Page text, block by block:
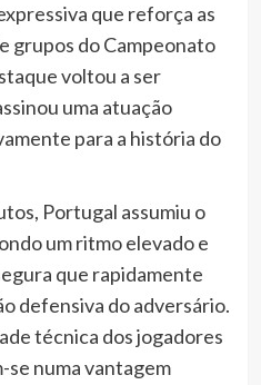
que reforça as
grupos do Campeonato
voltou a ser
uma atuação
para a história do
Portugal assumiu o
um ritmo elevado e
que rapidamente
defensiva do adversário.
técnica dos jogadores
numa vantagem